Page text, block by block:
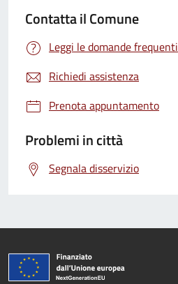
Contatta il Comune
Leggi le domande frequenti
Richiedi assistenza
Prenota appuntamento
Problemi in città
Segnala disservizio